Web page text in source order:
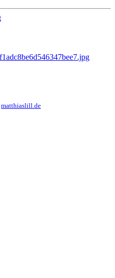
matthiaslill.de